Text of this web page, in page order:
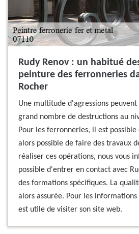
Rudy Renov : un habitué
peinture des ferronneries
Rocher
Une multitude d'agressions
grand nombre de destructions au
Pour les ferronneries, il est possible
alors possible de faire des travaux
réaliser ces opérations, nous vous
possible d'entrer en contact avec
des formations spécifiques. La
alors assurée. Pour les informations
est utile de visiter son site web.